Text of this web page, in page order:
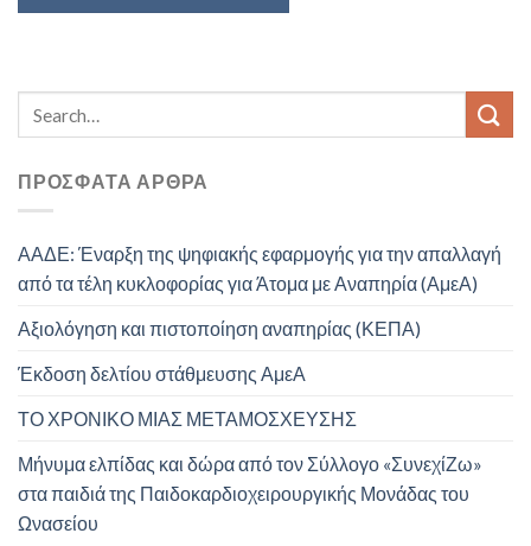
ΠΡΌΣΦΑΤΑ ΆΡΘΡΑ
ΑΑΔΕ: Έναρξη της ψηφιακής εφαρμογής για την απαλλαγή
από τα τέλη κυκλοφορίας για Άτομα με Αναπηρία (ΑμεΑ)
Αξιολόγηση και πιστοποίηση αναπηρίας (ΚΕΠΑ)
Έκδοση δελτίου στάθμευσης ΑμεΑ
ΤΟ ΧΡΟΝΙΚΟ ΜΙΑΣ ΜΕΤΑΜΟΣΧΕΥΣΗΣ
Μήνυμα ελπίδας και δώρα από τον Σύλλογο «ΣυνεχίΖω»
στα παιδιά της Παιδοκαρδιοχειρουργικής Μονάδας του
Ωνασείου